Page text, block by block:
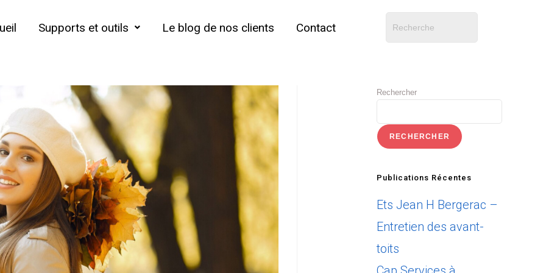
Supports et outils Le blog de nos clients Contact
Rechercher
RECHERCHER
Publications Récentes
Ets Jean H Bergerac –
Entretien des avant-
toits